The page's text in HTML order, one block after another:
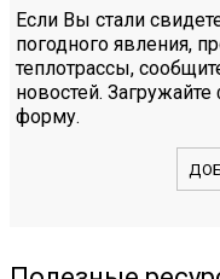
Если Вы стали
погодного явления,
теплотрассы,
новостей.
форму.